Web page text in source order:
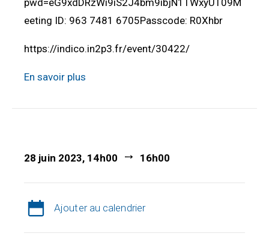
pwd=eG9xdDRzWi9iS2J4bm9ibjN1TWxyUT09M
eeting ID: 963 7481 6705Passcode: R0Xhbr
https://indico.in2p3.fr/event/30422/
En savoir plus
28 juin 2023, 14h00 16h00
Ajouter au calendrier